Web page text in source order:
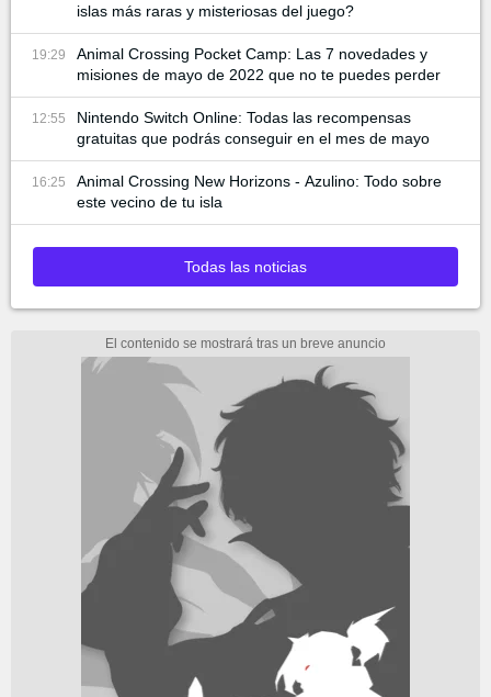
islas más raras y misteriosas del juego?
19:29
Animal Crossing Pocket Camp: Las 7 novedades y
misiones de mayo de 2022 que no te puedes perder
12:55
Nintendo Switch Online: Todas las recompensas
gratuitas que podrás conseguir en el mes de mayo
16:25
Animal Crossing New Horizons - Azulino: Todo sobre
este vecino de tu isla
Todas las noticias